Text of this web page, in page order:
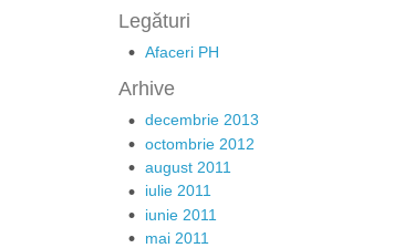
Legături
Afaceri PH
Arhive
decembrie 2013
octombrie 2012
august 2011
iulie 2011
iunie 2011
mai 2011